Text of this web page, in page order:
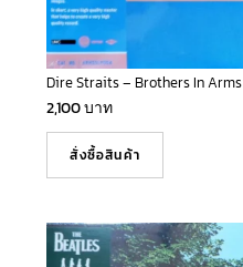
Dire Straits – Brothers In Arms
2,100บาท
สั่งซื้อสินค้า